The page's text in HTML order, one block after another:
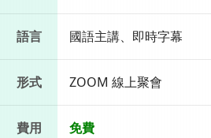
語言 國語主講、即時字幕
形式 ZOOM 線上聚會
費用 免費